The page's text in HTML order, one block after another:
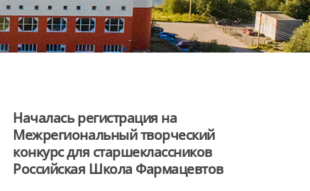
Началась регистрация на
Межрегиональный творческий
конкурс для старшеклассников
Российская Школа Фармацевтов